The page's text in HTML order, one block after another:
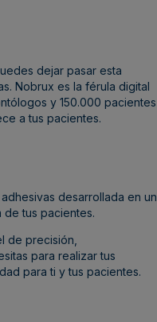
dejar pasar esta
Nobrux es la férula digital
y 150.000 pacientes
a tus pacientes.
desarrollada en un
tus pacientes.
de precisión,
para realizar tus
para ti y tus pacientes.